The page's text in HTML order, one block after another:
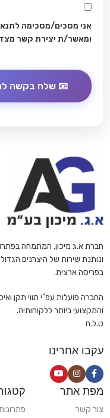
אני מסכים/מסכימה
ומאשר/ת יצירת קשר
חברת א.ג מיכון, המתמחה
ונותנת שירות של היצרנים
בפריסה ארצית.
והמקצועי ביותר ללקוחותיה.
ט.ל.ח
עקבו אחרינו
מפת אתר
צור קשר